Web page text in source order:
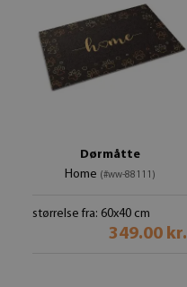
Dørmåtte
Home (#ww-88111)
størrelse fra: 60x40 cm
349.00 kr.